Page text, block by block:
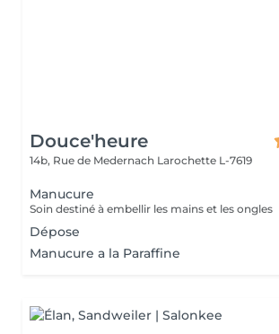
Douce'heure
14b, Rue de Medernach Larochette L-7619
Manucure
Soin destiné à embellir les mains et les ongles
Dépose
Manucure a la Paraffine